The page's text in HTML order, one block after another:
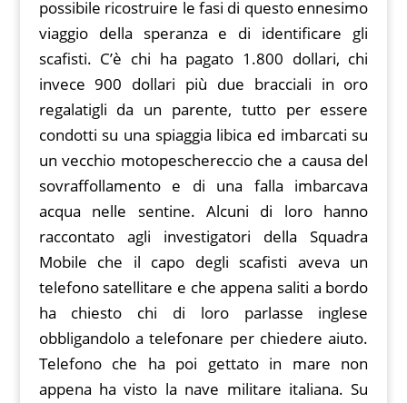
possibile ricostruire le fasi di questo ennesimo
viaggio della speranza e di identificare gli
scafisti. C’è chi ha pagato 1.800 dollari, chi
invece 900 dollari più due bracciali in oro
regalatigli da un parente, tutto per essere
condotti su una spiaggia libica ed imbarcati su
un vecchio motopeschereccio che a causa del
sovraffollamento e di una falla imbarcava
acqua nelle sentine. Alcuni di loro hanno
raccontato agli investigatori della Squadra
Mobile che il capo degli scafisti aveva un
telefono satellitare e che appena saliti a bordo
ha chiesto chi di loro parlasse inglese
obbligandolo a telefonare per chiedere aiuto.
Telefono che ha poi gettato in mare non
appena ha visto la nave militare italiana. Su